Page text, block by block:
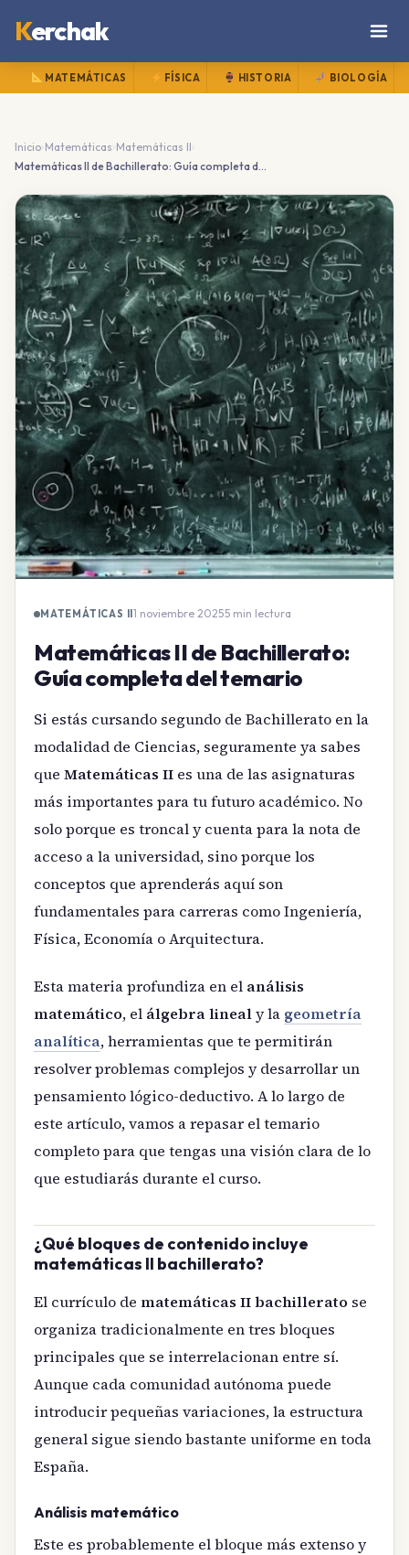
Kerchak
MATEMÁTICAS FÍSICA HISTORIA BIOLOGÍA
Inicio›Matemáticas ›Matemáticas II ›
Matemáticas II de Bachillerato: Guía completa del temario
MATEMÁTICAS II1 noviembre 2025·5 min lectura
Matemáticas II de Bachillerato:
Guía completa del temario
Si estás cursando segundo de Bachillerato en la
modalidad de Ciencias, seguramente ya sabes
que Matemáticas II es una de las asignaturas
más importantes para tu futuro académico. No
solo porque es troncal y cuenta para la nota de
acceso a la universidad, sino porque los
conceptos que aprenderás aquí son
fundamentales para carreras como Ingeniería,
Física, Economía o Arquitectura.
Esta materia profundiza en el análisis
matemático, el álgebra linealy la geometría
analítica, herramientas que te permitirán
resolver problemas complejos y desarrollar un
pensamiento lógico-deductivo. A lo largo de
este artículo, vamos a repasar el temario
completo para que tengas una visión clara de lo
que estudiarás durante el curso.
¿Qué bloques de contenido incluye
matemáticas II bachillerato?
El currículo de matemáticas II bachillerato se
organiza tradicionalmente en tres bloques
principales que se interrelacionan entre sí.
Aunque cada comunidad autónoma puede
introducir pequeñas variaciones, la estructura
general sigue siendo bastante uniforme en toda
España.
Análisis matemático
Este es probablemente el bloque más extenso y